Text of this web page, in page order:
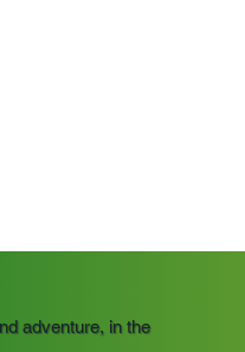
adventure, in the